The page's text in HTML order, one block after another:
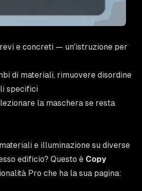
e concreti — un'istruzione per
di materiali, rimuovere disordine
specifici
la maschera se resta
e illuminazione su diverse
edificio? Questo è Copy
Pro che ha la sua pagina: